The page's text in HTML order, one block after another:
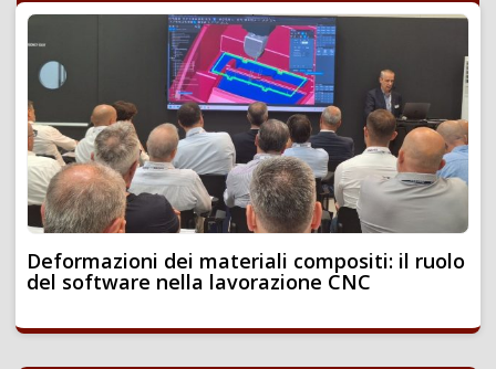
Deformazioni dei materiali compositi: il ruolo
del software nella lavorazione CNC